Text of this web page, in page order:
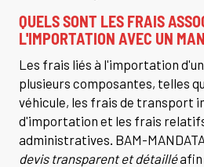
QUELS SONT LES FRAIS
L'IMPORTATION AVEC UN
Les frais liés à l'importation
plusieurs composantes, telles
véhicule, les frais de transport
d'importation et les frais
administratives. BAM-
devis transparent et détailléafin